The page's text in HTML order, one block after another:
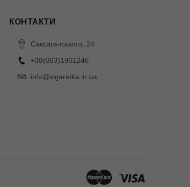
КОНТАКТИ
Саксаганського, 24
+38(063)1901246
info@sigaretka.in.ua